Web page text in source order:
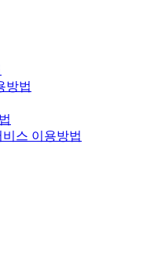
방법
스 이용방법